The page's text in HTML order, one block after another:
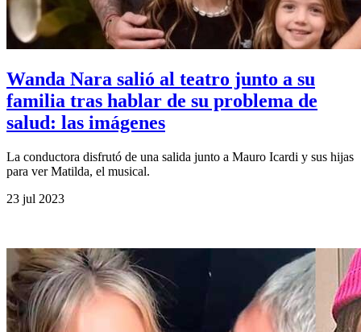
Wanda Nara salió al teatro junto a su
familia tras hablar de su problema de
salud: las imágenes
La conductora disfrutó de una salida junto a Mauro Icardi y sus hijas
para ver Matilda, el musical.
23 jul 2023